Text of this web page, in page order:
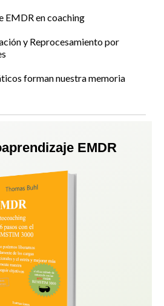
EMDR en coaching
y Reprocesamiento por
forman nuestra memoria
EMDR